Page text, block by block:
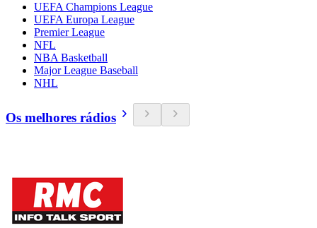
UEFA Champions League
UEFA Europa League
Premier League
NFL
NBA Basketball
Major League Baseball
NHL
Os melhores rádios